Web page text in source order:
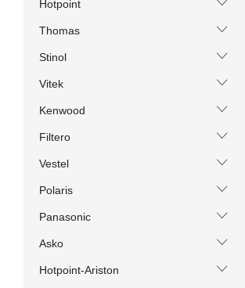
Hotpoint
Thomas
Stinol
Vitek
Kenwood
Filtero
Vestel
Polaris
Panasonic
Asko
Hotpoint-Ariston